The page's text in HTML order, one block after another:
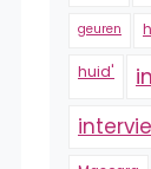
geuren
huid'